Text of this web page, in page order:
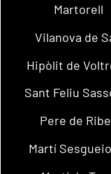
Martorell
Vilanova de
Hipòlit de
Sant Feliu
Pere de
Martí